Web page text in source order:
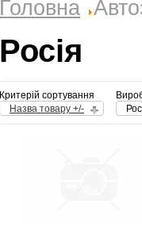
Головна
Росія
Критерій сортування
Назва товару +/-